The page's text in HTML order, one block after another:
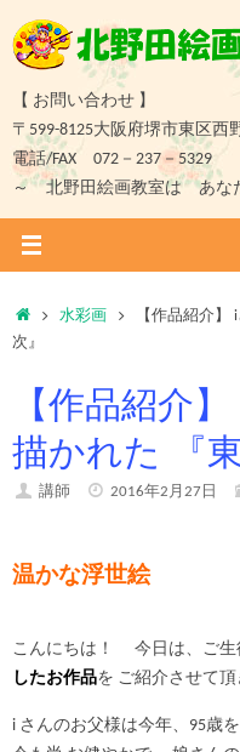
ン
ツ
へ
キ
プ
【 お問い合わせ 】
〒599-8125大阪府堺市東区西
電話/FAX 072－237－5329
～ 北野田絵画教室は あな
ホ
ー
水彩画
【作品紹介
次』
【作品紹介
描かれた 『
講師 2016年2月27日
温かな浮世絵
こんにちは！ 今日は、ご生
したお作品を ご紹介させて
i さんのお父様は今年、95歳